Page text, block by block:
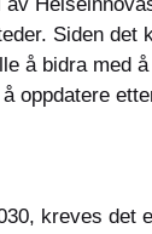
av
Siden
å bidra med
oppdatere
kreves det